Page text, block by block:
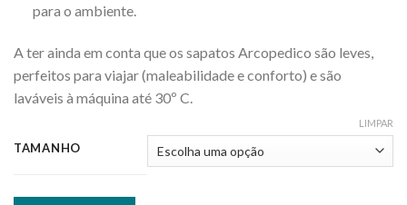
para o ambiente.
A ter ainda em conta que os sapatos Arcopedico são leves,
perfeitos para viajar (maleabilidade e conforto) e são
laváveis à máquina até 30º C.
TAMANHO
LIMPAR